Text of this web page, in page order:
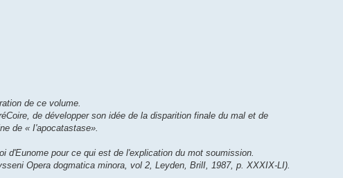
de ce volume.
de développer son idée de la disparition finale du mal et de
de « I'apocatastase».
d'Eunome pour ce qui est de l'explication du mot soumission.
Opera dogmatica minora, vol 2, Leyden, BrilI, 1987, p. XXXIX-LI).